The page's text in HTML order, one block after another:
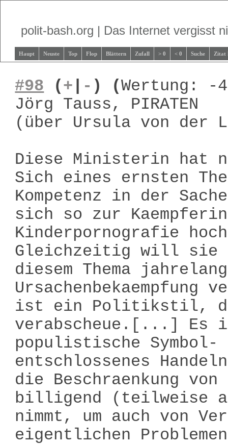
polit-bash.org | Das Internet vergisst
Haupt Neuste Top Flop Blättern Zufall > 0 < 0 Suche Zitat
#98 (+ - ) (Wertung: -
Jörg Tauss, PIRATEN
(über Ursula von der
Diese Ministerin hat
Sich eines ernsten
Kompetenz in der
sich so zur
Kinderpornografie
Gleichzeitig will sie
diesem Thema
Ursachenbekaempfung
ist ein Politikstil,
verabscheue.[...]
populistische
entschlossenes
die Beschraenkung
billigend (teilweise
nimmt, um auch von
eigentlichen